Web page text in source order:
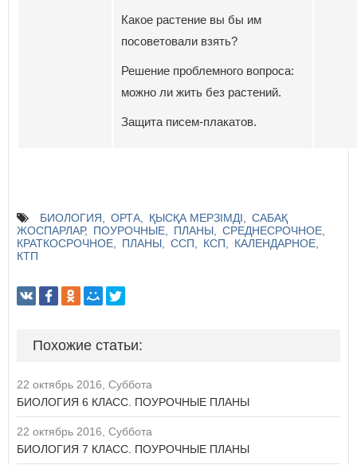
Какое растение вы бы им
посоветовали взять?
Решение проблемного вопроса:
можно ли жить без растений.
Защита писем-плакатов.
БИОЛОГИЯ ОРТА ҚЫСҚА МЕРЗІМДІ
САБАҚ
ЖОСПАРЛАР
ПОУРОЧНЫЕ ПЛАНЫ
СРЕДНЕСРОЧНОЕ
КРАТКОСРОЧНОЕ
ПЛАНЫ ССП КСП
КАЛЕНДАРНОЕ
КТП
Похожие статьи:
22 октябрь 2016, Суббота
БИОЛОГИЯ 6 КЛАСС. ПОУРОЧНЫЕ ПЛАНЫ
22 октябрь 2016, Суббота
БИОЛОГИЯ 7 КЛАСС. ПОУРОЧНЫЕ ПЛАНЫ